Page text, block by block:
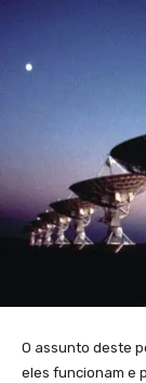
O assunto deste
eles funcionam e